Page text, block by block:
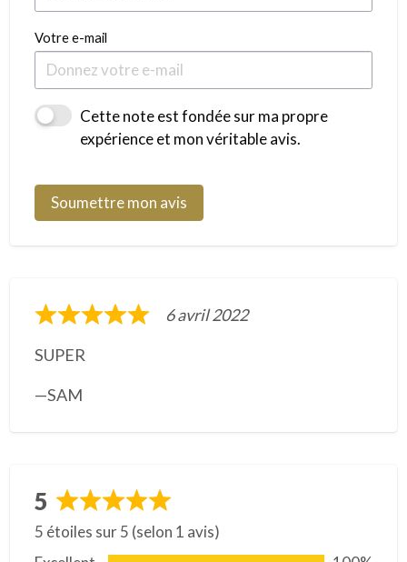
Votre e-mail
Cette note est fondée sur ma propre
expérience et mon véritable avis.
Soumettre mon avis
N
o
é
r
5
6 avril 2022
SUPER
SAM
5
N
o
t
5 étoiles sur 5 (selon 1 avis)